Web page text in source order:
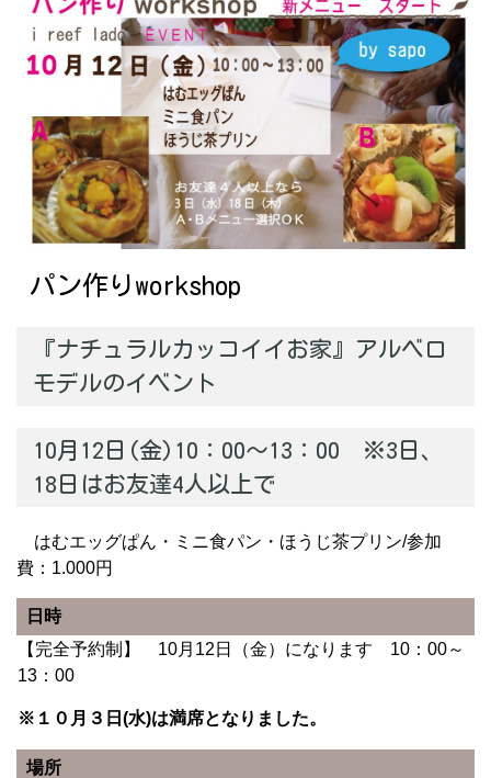
パン作りworkshop
『ナチュラルカッコイイお家』アルベロ
モデルのイベント
10月12日(金)10：00～13：00 ※3日、
18日はお友達4人以上で
はむエッグぱん・ミニ食パン・ほうじ茶プリン/参加
費：1.000円
日時
【完全予約制】 10月12日（金）になります 10：00～
13：00
※１０月３日(水)は満席となりました。
場所